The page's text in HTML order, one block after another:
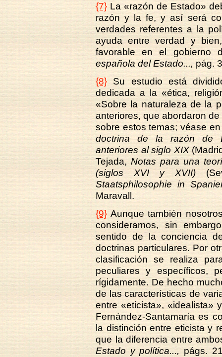
{7} La «razón de Estado»
razón y la fe, y así será
verdades referentes a la
ayuda entre verdad y
favorable en el gobierno
española del Estado..., pág.
{8} Su estudio está
dedicada a la «ética,
«Sobre la naturaleza de la
anteriores, que abordaron
sobre estos temas; véase
doctrina de la razón de
anteriores al siglo XIX
Tejada,Notas para una
(siglos XVI y XVII)
Staatsphilosophie in
Maravall.
{9}Aunque también
consideramos, sin
sentido de la conciencia
doctrinas particulares. Por
clasificación se realiza
peculiares y específicos,
rígidamente. De hecho
de las características de
entre «eticista», «idealista»
Fernández-Santamaría es
la distinción entre eticista y
que la diferencia entre
Estado y política..., págs.